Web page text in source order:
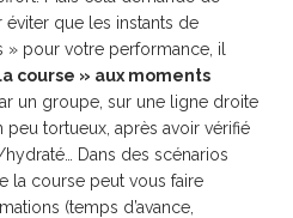
éviter que les instants de
pour votre performance, il
course » aux moments
un groupe, sur une ligne droite
tortueux, après avoir vérifié
Dans des scénarios
la course peut vous faire
(temps d’avance,